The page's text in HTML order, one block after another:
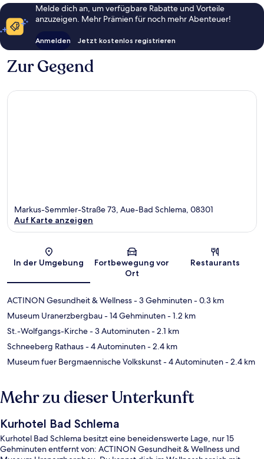
Melde dich an, um verfügbare Rabatte und Vorteile
anzuzeigen. Mehr Prämien für noch mehr Abenteuer!
Anmelden Jetzt kostenlos registrieren
Zur Gegend
Karte
Markus-Semmler-Straße 73, Aue-Bad Schlema, 08301
Auf Karte anzeigen
In der Umgebung
Fortbewegung vor
Ort
Restaurants
ACTINON Gesundheit & Wellness- 3 Gehminuten- 0.3 km
Museum Uranerzbergbau- 14 Gehminuten- 1.2 km
St.-Wolfgangs-Kirche- 3 Autominuten- 2.1 km
Schneeberg Rathaus- 4 Autominuten- 2.4 km
Museum fuer Bergmaennische Volkskunst- 4 Autominuten- 2.4 km
Mehr zu dieser Unterkunft
Kurhotel Bad Schlema
Kurhotel Bad Schlema besitzt eine beneidenswerte Lage, nur 15
Gehminuten entfernt von: ACTINON Gesundheit & Wellness und